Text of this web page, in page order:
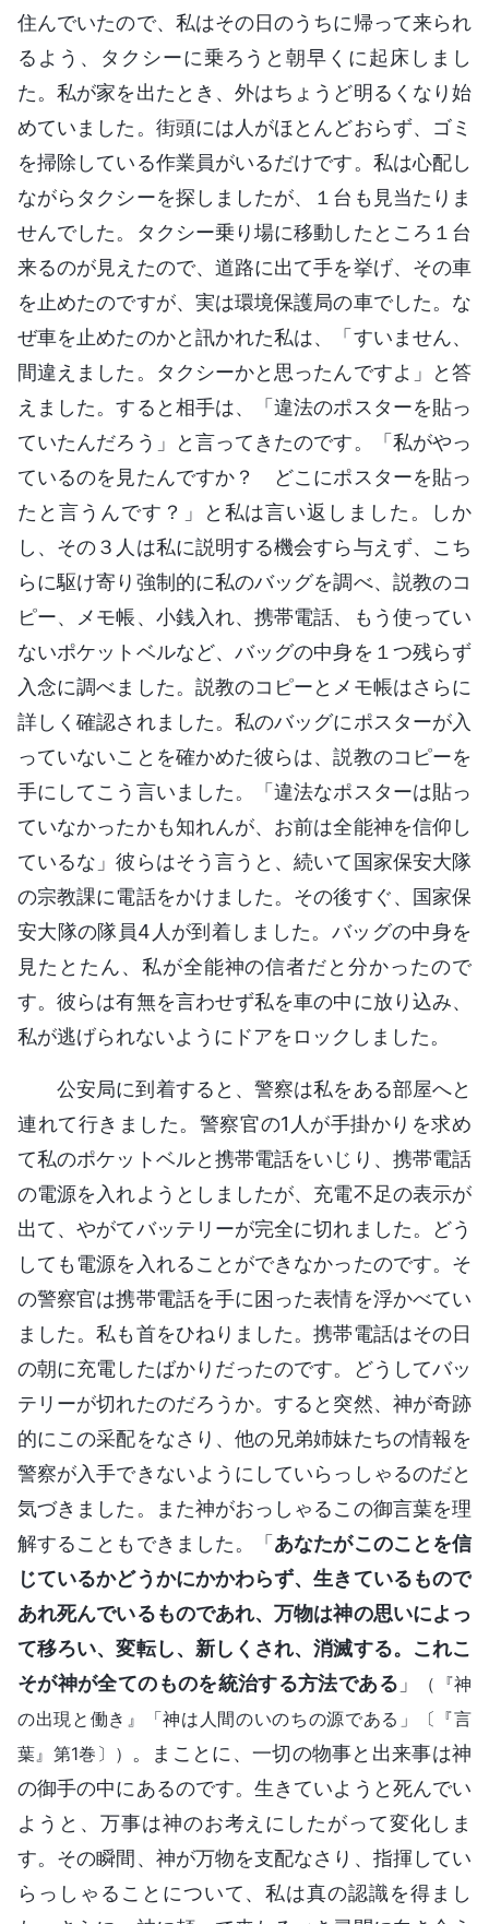
住んでいたので、私はその日のうちに帰って来られ
るよう、タクシーに乗ろうと朝早くに起床しまし
た。私が家を出たとき、外はちょうど明るくなり始
めていました。街頭には人がほとんどおらず、ゴミ
を掃除している作業員がいるだけです。私は心配し
ながらタクシーを探しましたが、１台も見当たりま
せんでした。タクシー乗り場に移動したところ１台
来るのが見えたので、道路に出て手を挙げ、その車
を止めたのですが、実は環境保護局の車でした。な
ぜ車を止めたのかと訊かれた私は、「すいません、
間違えました。タクシーかと思ったんですよ」と答
えました。すると相手は、「違法のポスターを貼っ
ていたんだろう」と言ってきたのです。「私がやっ
ているのを見たんですか？ どこにポスターを貼っ
たと言うんです？」と私は言い返しました。しか
し、その３人は私に説明する機会すら与えず、こち
らに駆け寄り強制的に私のバッグを調べ、説教のコ
ピー、メモ帳、小銭入れ、携帯電話、もう使ってい
ないポケットベルなど、バッグの中身を１つ残らず
入念に調べました。説教のコピーとメモ帳はさらに
詳しく確認されました。私のバッグにポスターが入
っていないことを確かめた彼らは、説教のコピーを
手にしてこう言いました。「違法なポスターは貼っ
ていなかったかも知れんが、お前は全能神を信仰し
ているな」彼らはそう言うと、続いて国家保安大隊
の宗教課に電話をかけました。その後すぐ、国家保
安大隊の隊員4人が到着しました。バッグの中身を
見たとたん、私が全能神の信者だと分かったので
す。彼らは有無を言わせず私を車の中に放り込み、
私が逃げられないようにドアをロックしました。
公安局に到着すると、警察は私をある部屋へと
連れて行きました。警察官の1人が手掛かりを求め
て私のポケットベルと携帯電話をいじり、携帯電話
の電源を入れようとしましたが、充電不足の表示が
出て、やがてバッテリーが完全に切れました。どう
しても電源を入れることができなかったのです。そ
の警察官は携帯電話を手に困った表情を浮かべてい
ました。私も首をひねりました。携帯電話はその日
の朝に充電したばかりだったのです。どうしてバッ
テリーが切れたのだろうか。すると突然、神が奇跡
的にこの采配をなさり、他の兄弟姉妹たちの情報を
警察が入手できないようにしていらっしゃるのだと
気づきました。また神がおっしゃるこの御言葉を理
解することもできました。「あなたがこのことを信
じているかどうかにかかわらず、生きているもので
あれ死んでいるものであれ、万物は神の思いによっ
て移ろい、変転し、新しくされ、消滅する。これこ
そが神が全てのものを統治する方法である 」
（『神
の出現と働き』「神は人間のいのちの源である」〔『言
葉』第1巻〕） 。まことに、一切の物事と出来事は神
の御手の中にあるのです。生きていようと死んでい
ようと、万事は神のお考えにしたがって変化しま
す。その瞬間、神が万物を支配なさり、指揮してい
らっしゃることについて、私は真の認識を得まし